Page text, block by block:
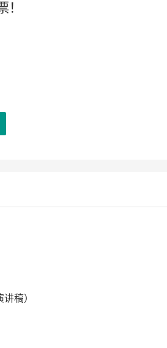
稿）